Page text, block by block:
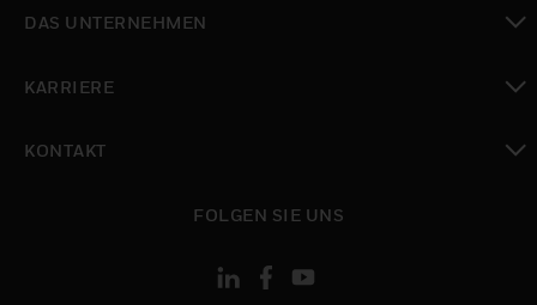
DAS UNTERNEHMEN
KARRIERE
KONTAKT
FOLGEN SIE UNS